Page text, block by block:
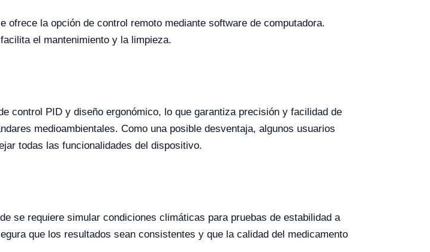
ofrece la opción de control remoto mediante software de computadora.
el mantenimiento y la limpieza.
control PID y diseño ergonómico, lo que garantiza precisión y facilidad de
medioambientales. Como una posible desventaja, algunos usuarios
todas las funcionalidades del dispositivo.
se requiere simular condiciones climáticas para pruebas de estabilidad a
que los resultados sean consistentes y que la calidad del medicamento